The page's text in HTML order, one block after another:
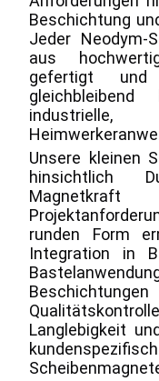
Beschichtung
Jeder Neodym-
aus
gefertigt
Unsere kleinen
hinsichtlich
runden Form
Integration in
Langlebigkeit